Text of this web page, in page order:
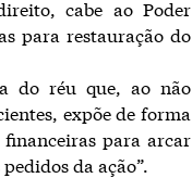
cabe ao Poder
para restauração do
do réu que, ao não
expõe de forma
financeiras para arcar
da ação”.